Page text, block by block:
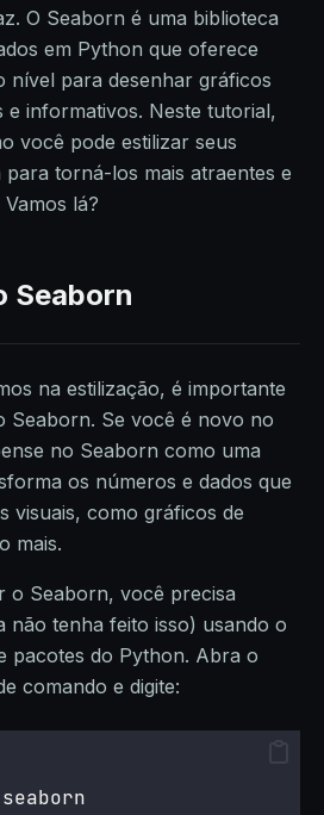
O Seaborn é uma biblioteca
em Python que oferece
nível para desenhar gráficos
e informativos. Neste tutorial,
você pode estilizar seus
torná-los mais atraentes e
lá?
Seaborn
na estilização, é importante
Seaborn. Se você é novo no
no Seaborn como uma
os números e dados que
visuais, como gráficos de
mais.
o Seaborn, você precisa
não tenha feito isso) usando o
pacotes do Python. Abra o
comando e digite: